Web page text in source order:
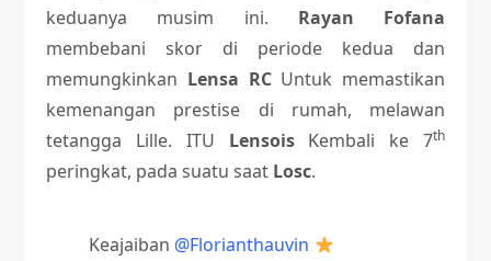
keduanya musim ini. Rayan Fofana
membebani skor di periode kedua dan
memungkinkan Lensa RCUntuk memastikan
kemenangan prestise di rumah, melawan
tetangga Lille. ITU LensoisKembali ke 7th
peringkat, pada suatu saat Losc.
Keajaiban @Florianthauvin